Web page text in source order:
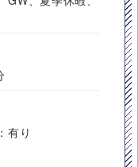
有り